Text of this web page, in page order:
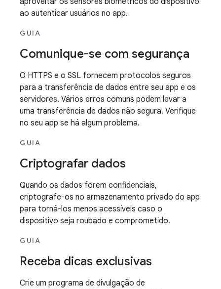
ao autenticar usuários no app.
GUIA
Comunique-se com segurança
O HTTPS e o SSL fornecem protocolos seguros
para a transferência de dados entre seu app e os
servidores. Vários erros comuns podem levar a
uma transferência de dados não segura. Verifique
no seu app se há algum problema.
GUIA
Criptografar dados
Quando os dados forem confidenciais,
criptografe-os no armazenamento privado do app
para torná-los menos acessíveis caso o
dispositivo seja roubado e comprometido.
GUIA
Receba dicas exclusivas
Crie um programa de divulgação de